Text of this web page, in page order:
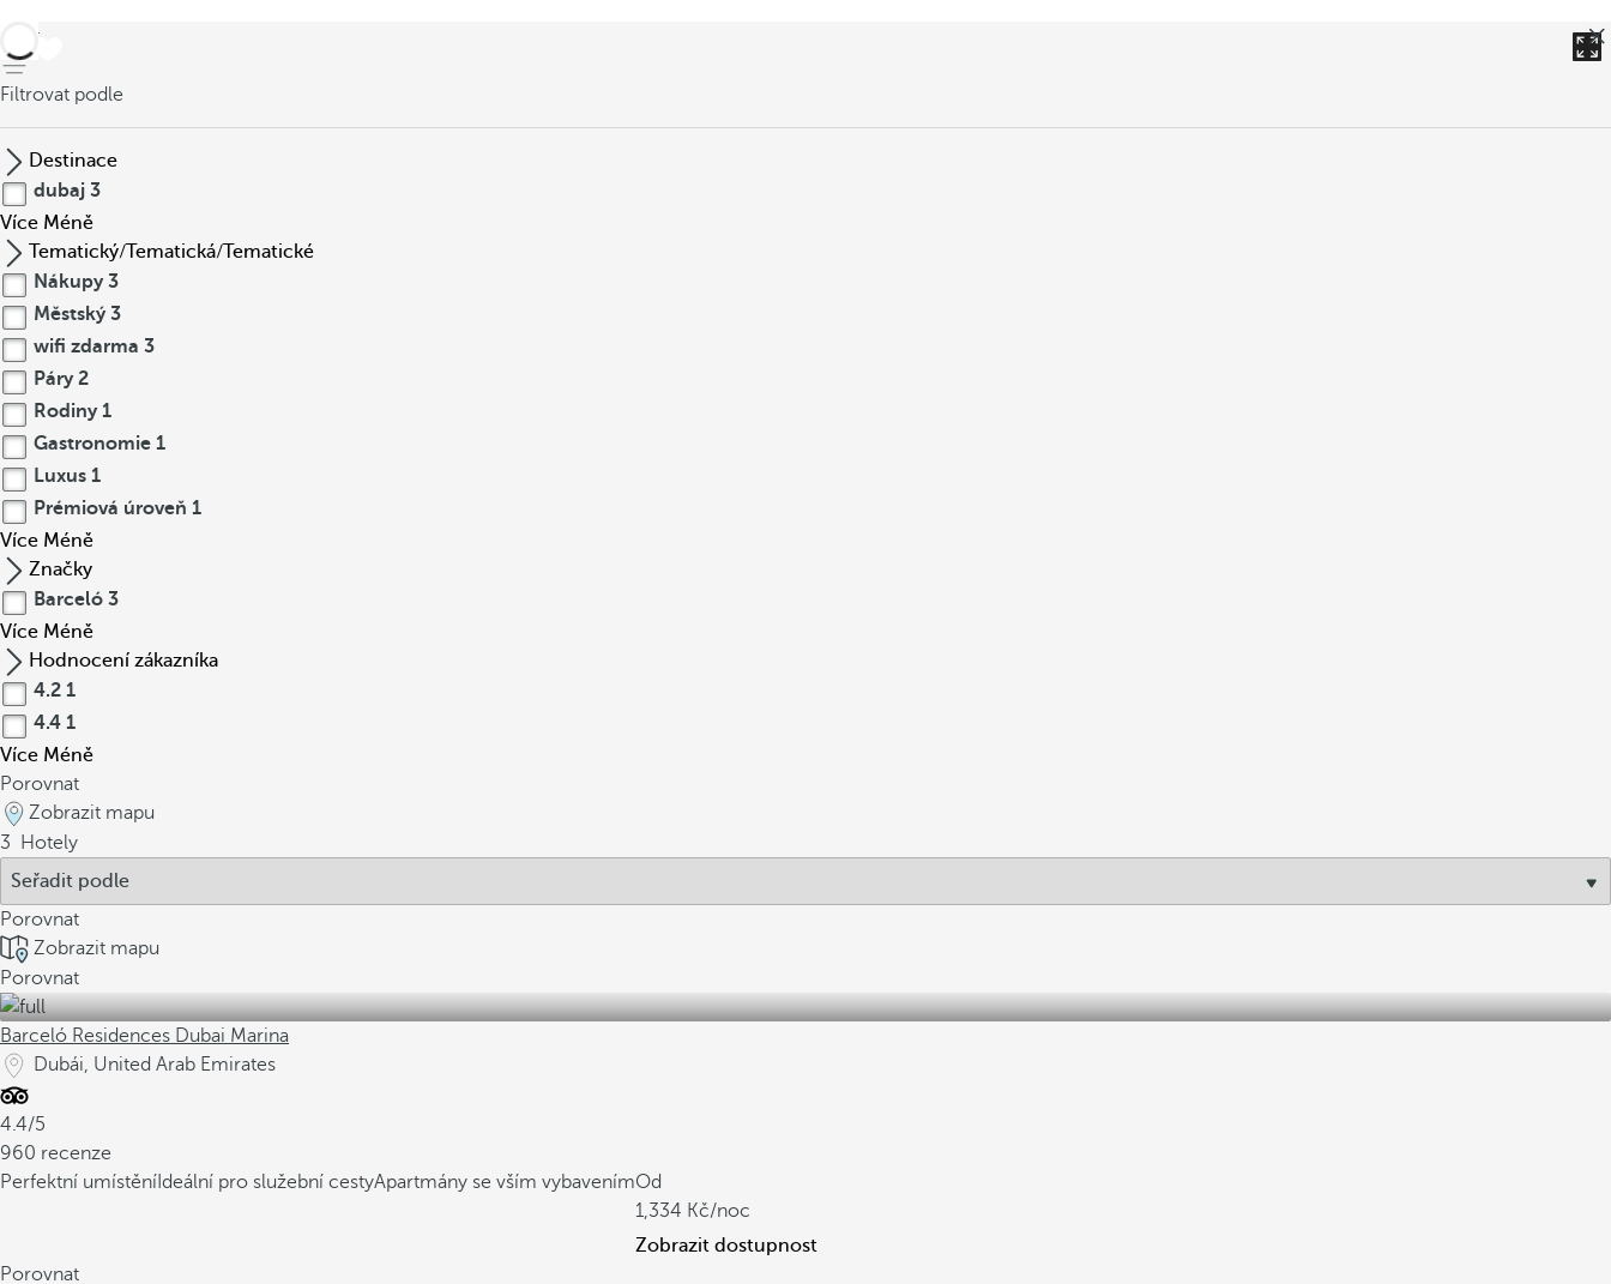
Zpět
Filtrovat podle
Destinace
dubaj 3
Více Méně
Tematický/Tematická/Tematické
Nákupy 3
Městský 3
wifi zdarma 3
Páry 2
Rodiny 1
Gastronomie 1
Luxus 1
Prémiová úroveň 1
Více Méně
Značky
Barceló 3
Více Méně
Hodnocení zákazníka
4.2 1
4.4 1
Více Méně
Porovnat
Zobrazit mapu
3
Hotely
Porovnat
Zobrazit mapu
Porovnat
Barceló Residences Dubai Marina
Dubái, United Arab Emirates
4.4/5
960 recenze
Perfektní umístění Ideální pro služební cestyApartmány se vším vybavenímOd
1,334
/noc
Zobrazit dostupnost
Porovnat